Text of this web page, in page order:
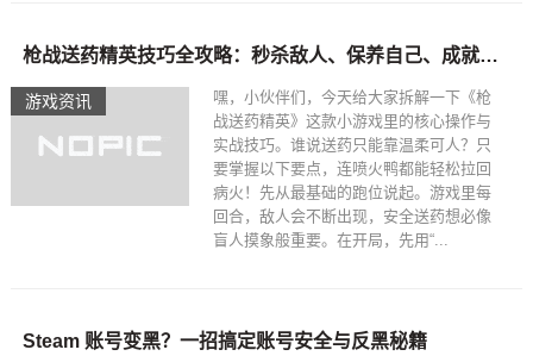
游戏资讯
枪战送药精英技巧全攻略：秒杀敌人、保养自己、成就游戏里的药王
嘿，小伙伴们，今天给大家拆解一下《枪
战送药精英》这款小游戏里的核心操作与
实战技巧。谁说送药只能靠温柔可人？只
要掌握以下要点，连喷火鸭都能轻松拉回
病火！先从最基础的跑位说起。游戏里每
回合，敌人会不断出现，安全送药想必像
盲人摸象般重要。在开局，先用“...
Steam 账号变黑？一招搞定账号安全与反黑秘籍